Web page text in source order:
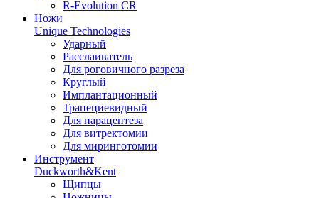
R-Evolution CR
Ножи
Unique Technologies
Ударный
Раcслаиватель
Для роговичного разреза
Круглый
Имплантационный
Трапециевидный
Для парацентеза
Для витректомии
Для миринготомии
Инструмент
Duckworth&Kent
Щипцы